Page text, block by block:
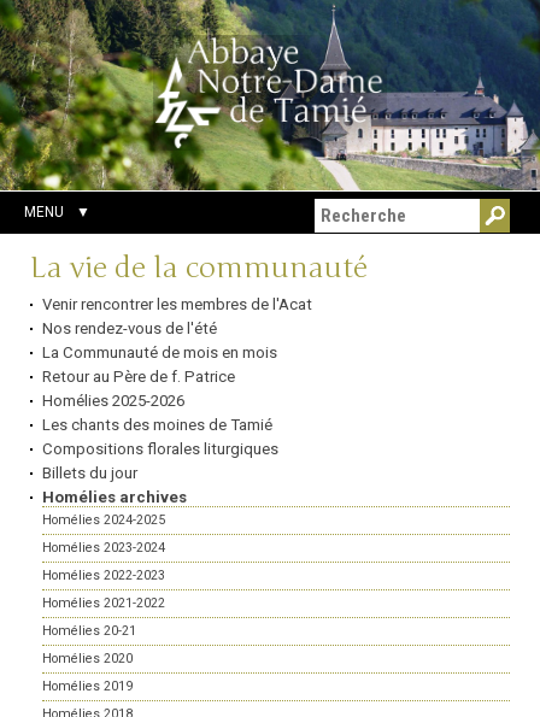
Aller
au
contenu.
|
Aller
à
la
navigation
Outils
personnels
Chercher par
Recherche
avancée…
MENU
Navigation
La vie de la communauté
Venir rencontrer les membres de l'Acat
Nos rendez-vous de l'été
La Communauté de mois en mois
Retour au Père de f. Patrice
Homélies 2025-2026
Les chants des moines de Tamié
Compositions florales liturgiques
Billets du jour
Homélies archives
Homélies 2024-2025
Homélies 2023-2024
Homélies 2022-2023
Homélies 2021-2022
Homélies 20-21
Homélies 2020
Homélies 2019